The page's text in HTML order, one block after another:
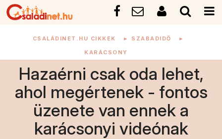
CSALÁDINET.HU CIKKEK ► SZABADIDŐ ►
KARÁCSONY
Hazaérni csak oda lehet,
ahol megértenek - fontos
üzenete van ennek a
karácsonyi videónak